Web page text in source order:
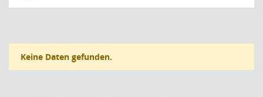
Keine Daten gefunden.